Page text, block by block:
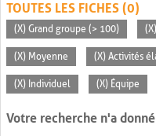
TOUTES LES FICHES (0)
(X) Grand groupe (> 100)
(X) Moyenne (X) Activités
(X) Individuel (X) Équipe
Votre recherche n'a